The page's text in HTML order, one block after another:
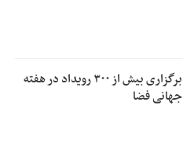
برگزاری بیش از ۳۰۰ رویداد در هفته
جهانی فضا